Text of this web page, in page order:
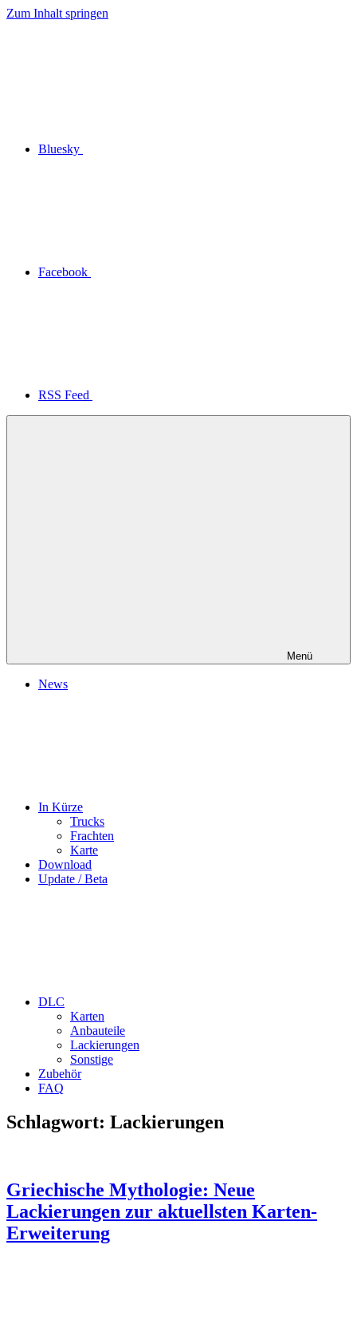
Zum Inhalt springen
Bluesky
Facebook
RSS Feed
Menü
News
In Kürze
Trucks
Frachten
Karte
Download
Update / Beta
DLC
Karten
Anbauteile
Lackierungen
Sonstige
Zubehör
FAQ
Schlagwort: Lackierungen
Griechische Mythologie: Neue
Lackierungen zur aktuellsten Karten-
Erweiterung